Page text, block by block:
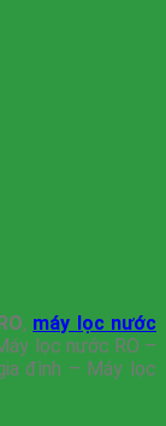
, máy lọc nước
lọc nước RO –
đình – Máy lọc